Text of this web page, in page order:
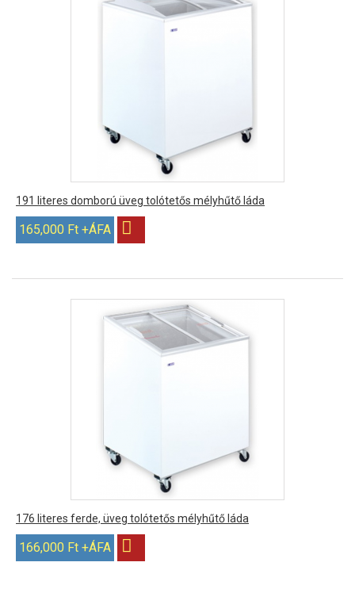
191 literes domború üveg tolótetős mélyhűtő láda
165,000 Ft +ÁFA
176 literes ferde, üveg tolótetős mélyhűtő láda
166,000 Ft +ÁFA